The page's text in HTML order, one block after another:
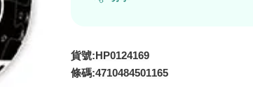
貨號:HP0124169
條碼:4710484501165